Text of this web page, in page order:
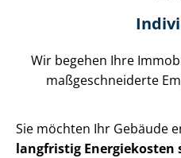
Wir begehen Ihre
maß­ge­schnei­der­te
Sie möchten Ihr Gebäude
langfristig Energiekosten